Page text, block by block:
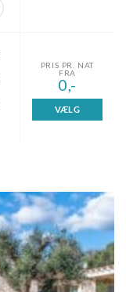
PRIS PR. NAT
FRA
0,-
VÆLG